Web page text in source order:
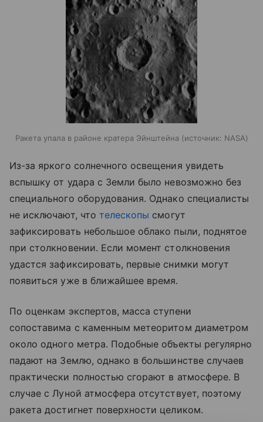
Ракета упала в районе кратера Эйнштейна источник: NASA
Из-за яркого солнечного освещения увидеть
вспышку от удара с Земли было невозможно без
специального оборудования. Однако специалисты
не исключают, что телескопы смогут
зафиксировать небольшое облако пыли, поднятое
при столкновении. Если момент столкновения
удастся зафиксировать, первые снимки могут
появиться уже в ближайшее время.
По оценкам экспертов, масса ступени
сопоставима с каменным метеоритом диаметром
около одного метра. Подобные объекты регулярно
падают на Землю, однако в большинстве случаев
практически полностью сгорают в атмосфере. В
случае с Луной атмосфера отсутствует, поэтому
ракета достигнет поверхности целиком.